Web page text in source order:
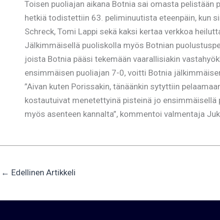
Toisen puoliajan aikana Botnia sai omasta pelistään
hetkiä todistettiin 63. peliminuutista eteenpäin, kun
Schreck, Tomi Lappi sekä kaksi kertaa verkkoa
Jälkimmäisellä puoliskolla myös Botnian
joista Botnia pääsi tekemään vaarallisiakin
ensimmäisen puoliajan 7-0, voitti Botnia
”Aivan kuten Porissakin, tänäänkin sytyttiin
kostautuivat menetettyinä pisteinä jo ensimmäisellä
myös asenteen kannalta”, kommentoi valmentaja
← Edellinen Artikkeli